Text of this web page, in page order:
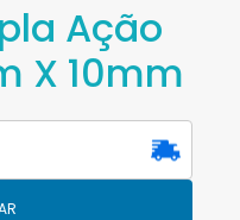
Ação
X 10mm